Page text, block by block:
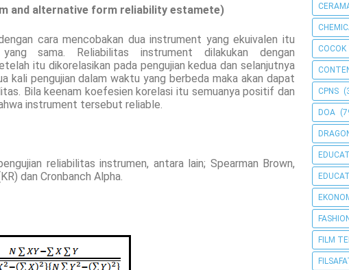
and alternative form reliability estamete)
cara mencobakan dua instrument yang ekuivalen itu
sama. Reliabilitas instrument dilakukan dengan
itu dikorelasikan pada pengujian kedua dan selanjutnya
kali pengujian dalam waktu yang berbeda maka akan dapat
Bila keenam koefesien korelasi itu semuanya positif dan
instrument tersebut reliable.
reliabilitas instrumen, antara lain; Spearman Brown,
dan Cronbanch Alpha.
CPNS
DOA
FASHION
FILM